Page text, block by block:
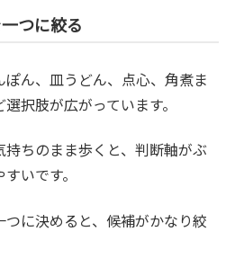
つに絞る
ん、皿うどん、点心、角煮ま
択肢が広がっています。
持ちのまま歩くと、判断軸がぶ
いです。
に決めると、候補がかなり絞